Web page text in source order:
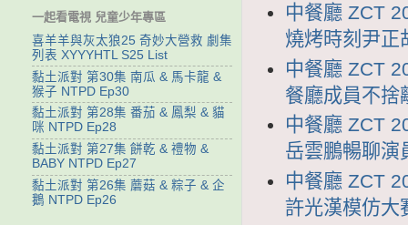
中餐廳 ZCT
燒烤時刻尹正
中餐廳 ZCT
餐廳成員不捨
中餐廳 ZCT
岳雲鵬暢聊演
中餐廳 ZCT
許光漢模仿大
一起看電視 兒童少年專區
喜羊羊與灰太狼25 奇妙大營救 劇集
列表 XYYYHTL S25 List
黏土派對 第30集 南瓜 & 馬卡龍 &
猴子 NTPD Ep30
黏土派對 第28集 番茄 & 鳳梨 & 貓
咪 NTPD Ep28
黏土派對 第27集 餅乾 & 禮物 &
BABY NTPD Ep27
黏土派對 第26集 蘑菇 & 粽子 & 企
鵝 NTPD Ep26